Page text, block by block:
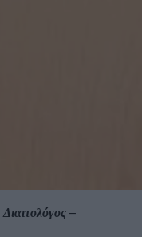
Διαιτολόγος –